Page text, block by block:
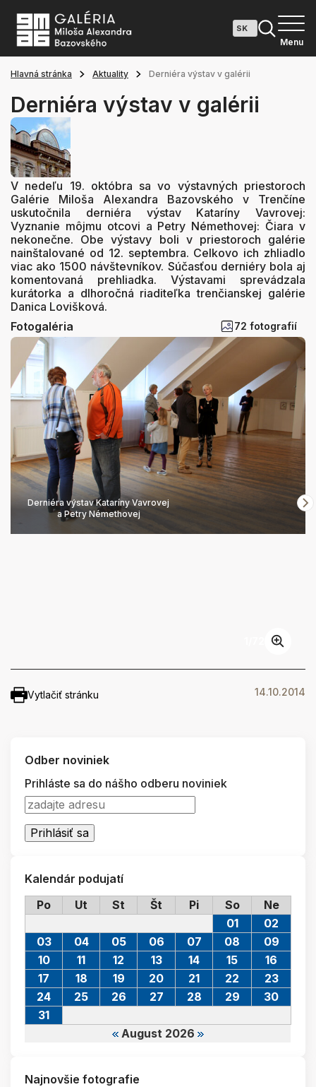
Menu
Hlavná stránka Aktuality Derniéra výstav v galérii
Derniéra výstav v galérii
V nedeľu 19. októbra sa vo výstavných priestoroch
Galérie Miloša Alexandra Bazovského v Trenčíne
uskutočnila derniéra výstav Kataríny Vavrovej:
Vyznanie môjmu otcovi a Petry Némethovej: Čiara v
nekonečne. Obe výstavy boli v priestoroch galérie
nainštalované od 12. septembra. Celkovo ich zhliadlo
viac ako 1500 návštevníkov. Súčasťou derniéry bola aj
komentovaná prehliadka. Výstavami sprevádzala
kurátorka a dlhoročná riaditeľka trenčianskej galérie
Danica Lovišková.
Fotogaléria
72 fotografií
Derniéra výstav Kataríny Vavrovej
a Petry Némethovej
Vytlačiť stránku 14.10.2014
Odber noviniek
Prihláste sa do nášho odberu noviniek
Kalendár podujatí
Po
Ut St Št Pi So Ne
August 2026
01
02
03
04 05 06 07 08
09
10
11 12 13 14 15
16
17
18 19 20 21 22
23
24
25 26 27 28 29
30
31
Najnovšie fotografie